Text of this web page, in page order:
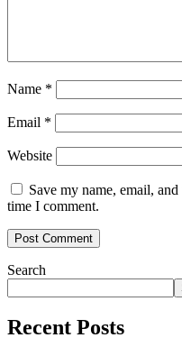
Name *
Email *
Website
Save my name, email,
time I comment.
Search
Recent Posts